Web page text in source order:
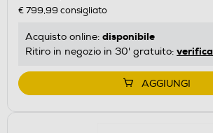
€ 799,99 consigliato
Acquisto online: disponibile
Ritiro in negozio in 30' gratuito: verifica
AGGIUNGI